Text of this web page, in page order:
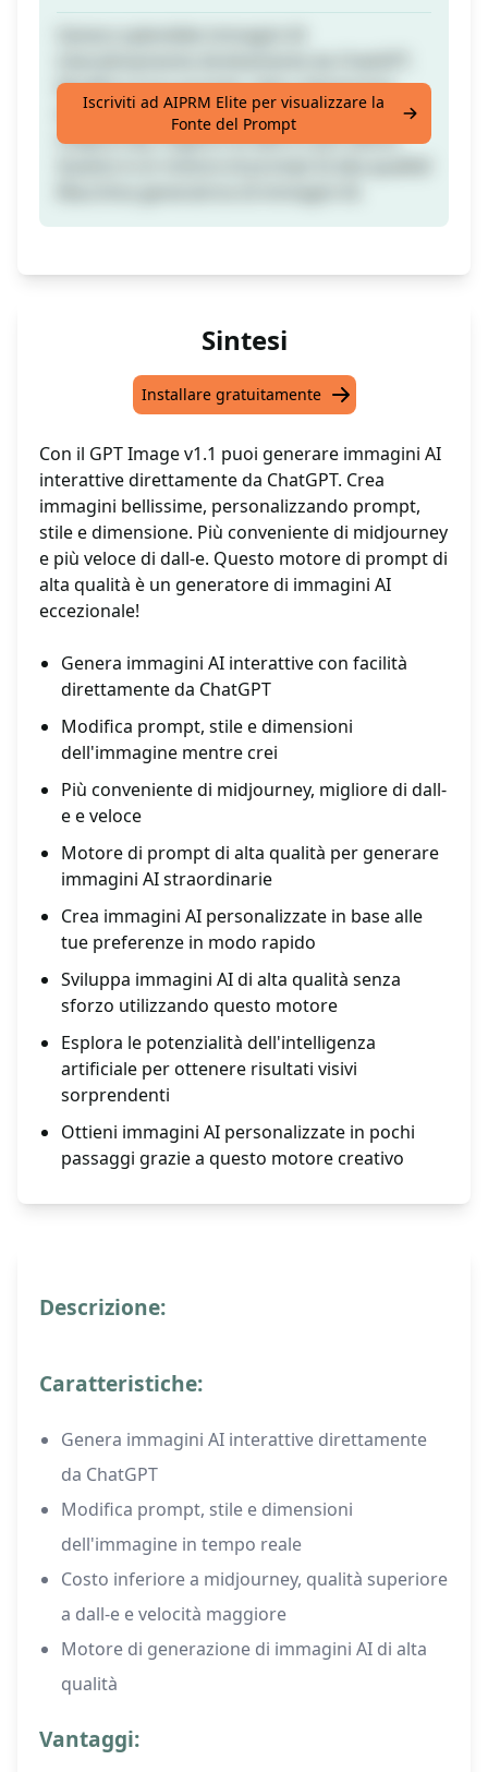
Modifica il tuo prompt, stile e dimensioni
dell'immagine al volo. Più conveniente di
midjourney, migliore di dall-e e più veloce.
Iscriviti ad AIPRM Elite per visualizzare la
Fonte del Prompt
Sintesi
Installare gratuitamente
Con il GPT Image v1.1 puoi generare immagini AI
interattive direttamente da ChatGPT. Crea
immagini bellissime, personalizzando prompt,
stile e dimensione. Più conveniente di midjourney
e più veloce di dall-e. Questo motore di prompt di
alta qualità è un generatore di immagini AI
eccezionale!
Genera immagini AI interattive con facilità
direttamente da ChatGPT
Modifica prompt, stile e dimensioni
dell'immagine mentre crei
Più conveniente di midjourney, migliore di dall-
e e veloce
Motore di prompt di alta qualità per generare
immagini AI straordinarie
Crea immagini AI personalizzate in base alle
tue preferenze in modo rapido
Sviluppa immagini AI di alta qualità senza
sforzo utilizzando questo motore
Esplora le potenzialità dell'intelligenza
artificiale per ottenere risultati visivi
sorprendenti
Ottieni immagini AI personalizzate in pochi
passaggi grazie a questo motore creativo
Descrizione:
Caratteristiche:
Genera immagini AI interattive direttamente
da ChatGPT
Modifica prompt, stile e dimensioni
dell'immagine in tempo reale
Costo inferiore a midjourney, qualità superiore
a dall-e e velocità maggiore
Motore di generazione di immagini AI di alta
qualità
Vantaggi: